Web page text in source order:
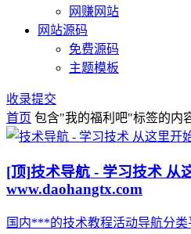
网赚网站
网站源码
免费源码
主题模板
收录提交
首页 包含"我的福利吧"标签的内
[顶]技术导航 - 学习技术 从
www.daohangtx.com
国内***的技术教程活动导航分